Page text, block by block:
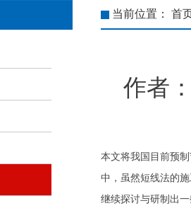
当前位置： 首
作者
本文将我国目前预
中，虽然短线法的
继续探讨与研制出